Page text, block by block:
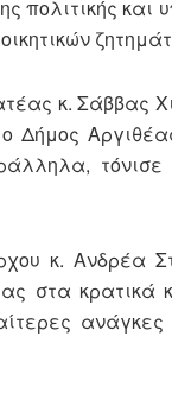
πολιτικής
κ. Σάββας
Δήμος
κ. Ανδρέα
στα